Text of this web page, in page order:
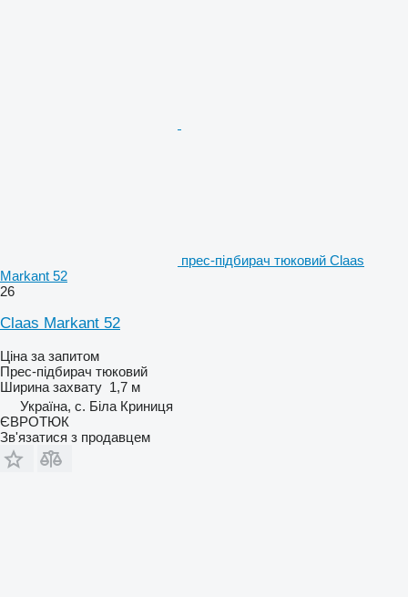
прес-підбирач тюковий Claas
Markant 52
26
Claas Markant 52
Ціна за запитом
Прес-підбирач тюковий
Ширина захвату 1,7 м
Україна, с. Біла Криниця
ЄВРОТЮК
Зв'язатися з продавцем